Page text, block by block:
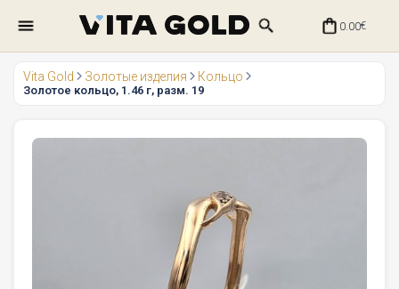
0.00€
Vita Gold Золотые изделия Кольцо
Золотое кольцо, 1.46 г, разм. 19